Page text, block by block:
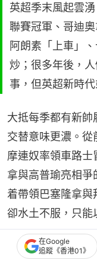
英超季末風起雲
聯賽冠軍、哥迪
阿朗素「上車」
炒；很多年後，
事，但英超新時
大抵每季都有新
交替意味更濃。從
摩連奴率領車路
拿與高普瑜亮相
着帶領巴塞隆拿與
卻水土不服，只能
體壇札記合集｜
在Google
追蹤《香港01》